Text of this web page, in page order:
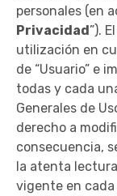
personales (en
Privacidad”).
utilización en
de “Usuario” e
todas y cada
Generales de
derecho a
consecuencia,
la atenta
vigente en cada